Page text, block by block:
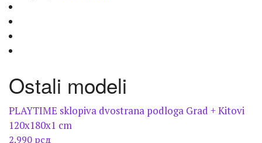
Ostali modeli
PLAYTIME sklopiva dvostrana podloga Grad + Kitovi
120x180x1 cm
2.990 рсд